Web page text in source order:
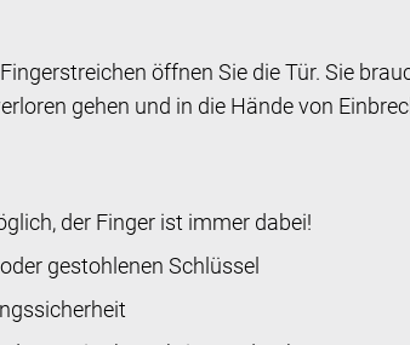
öffnen Sie die Tür. Sie
gehen und in die Hände von
der Finger ist immer dabei!
gestohlenen Schlüssel